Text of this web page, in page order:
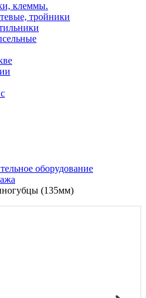
клеммы.
тройники
оборудование
(135мм)